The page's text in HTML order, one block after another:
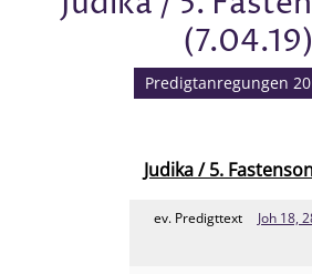
(7.04.19)
Predigtanregungen
Judika / 5.
ev. Predigttext Joh 18,